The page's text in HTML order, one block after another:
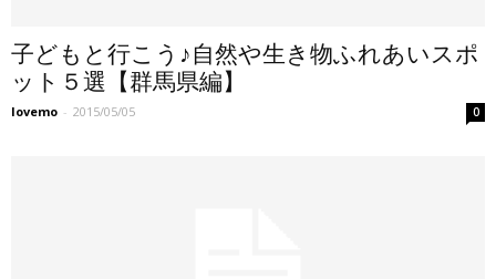
子どもと行こう♪自然や生き物ふれあいスポ
ット５選【群馬県編】
lovemo - 2015/05/05 0